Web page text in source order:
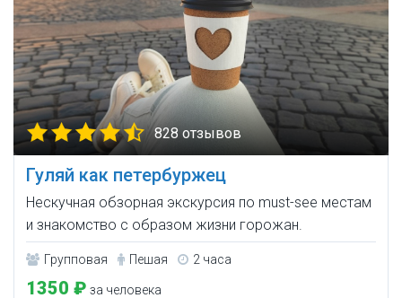
828 отзывов
Гуляй как петербуржец
Нескучная обзорная экскурсия по must-see местам
и знакомство с образом жизни горожан.
Групповая Пешая 2 часа
1350 ₽ за человека